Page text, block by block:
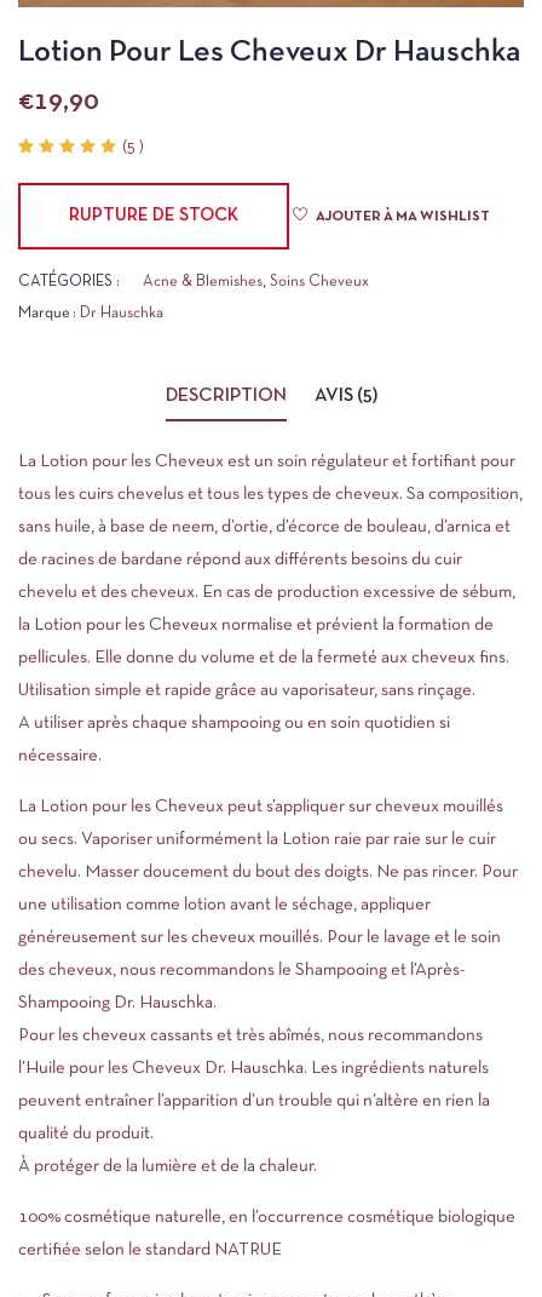
Lotion Pour Les Cheveux Dr Hauschka
€19,90
5.00
basé
client
(5 )
RUPTURE DE STOCK AJOUTER À MA WISHLIST
CATÉGORIES : Acne & Blemishes, Soins Cheveux
Marque : Dr Hauschka
DESCRIPTION AVIS (5)
La Lotion pour les Cheveux est un soin régulateur et fortifiant pour
tous les cuirs chevelus et tous les types de cheveux. Sa composition,
sans huile, à base de neem, d’ortie, d’écorce de bouleau, d’arnica et
de racines de bardane répond aux différents besoins du cuir
chevelu et des cheveux. En cas de production excessive de sébum,
la Lotion pour les Cheveux normalise et prévient la formation de
pellicules. Elle donne du volume et de la fermeté aux cheveux fins.
Utilisation simple et rapide grâce au vaporisateur, sans rinçage.
A utiliser après chaque shampooing ou en soin quotidien si
nécessaire.
La Lotion pour les Cheveux peut s’appliquer sur cheveux mouillés
ou secs. Vaporiser uniformément la Lotion raie par raie sur le cuir
chevelu. Masser doucement du bout des doigts. Ne pas rincer. Pour
une utilisation comme lotion avant le séchage, appliquer
généreusement sur les cheveux mouillés. Pour le lavage et le soin
des cheveux, nous recommandons le Shampooing et l’Après-
Shampooing Dr. Hauschka.
Pour les cheveux cassants et très abîmés, nous recommandons
l’Huile pour les Cheveux Dr. Hauschka. Les ingrédients naturels
peuvent entraîner l’apparition d’un trouble qui n’altère en rien la
qualité du produit.
À protéger de la lumière et de la chaleur.
100% cosmétique naturelle, en l’occurrence cosmétique biologique
certifiée selon le standard NATRUE